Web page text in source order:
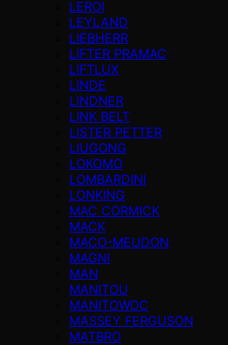
LEROI
LEYLAND
LIEBHERR
LIFTER PRAMAC
LIFTLUX
LINDE
LINDNER
LINK BELT
LISTER PETTER
LIUGONG
LOKOMO
LOMBARDINI
LONKING
MAC CORMICK
MACK
MACO-MEUDON
MAGNI
MAN
MANITOU
MANITOWOC
MASSEY FERGUSON
MATBRO